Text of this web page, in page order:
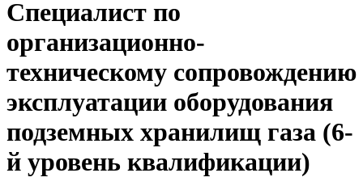
Специалист по
организационно-
техническому сопровождению
эксплуатации оборудования
подземных хранилищ газа (6-
й уровень квалификации)